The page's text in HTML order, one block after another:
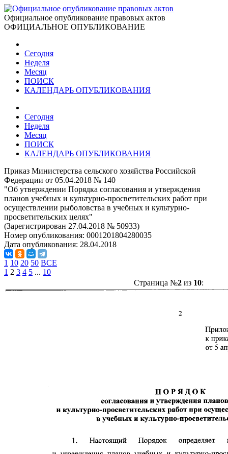
Официальное опубликование правовых актов
ОФИЦИАЛЬНОЕ ОПУБЛИКОВАНИЕ
Сегодня
Неделя
Месяц
ПОИСК
КАЛЕНДАРЬ ОПУБЛИКОВАНИЯ
Сегодня
Неделя
Месяц
ПОИСК
КАЛЕНДАРЬ ОПУБЛИКОВАНИЯ
Приказ Министерства сельского хозяйства Российской
Федерации от 05.04.2018 № 140
"Об утверждении Порядка согласования и утверждения
планов учебных и культурно-просветительских работ при
осуществлении рыболовства в учебных и культурно-
просветительских целях"
(Зарегистрирован 27.04.2018 № 50933)
Номер опубликования: 0001201804280035
Дата опубликования: 28.04.2018
1 10 20 50 ВСЕ
1 2 3 4 5 ... 10
Страница №2из 10: